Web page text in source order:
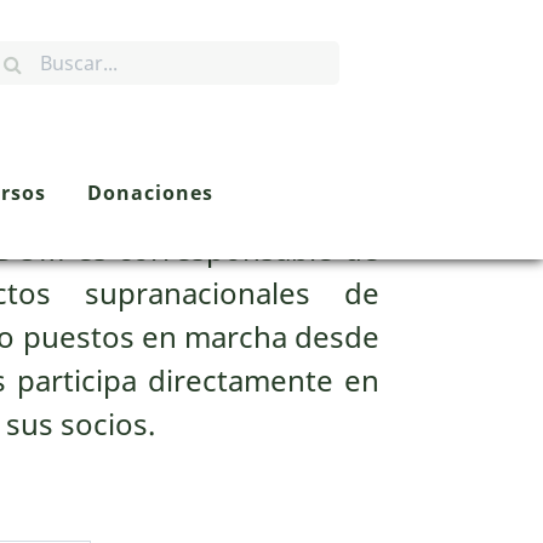
Donaciones
es corresponsable de
supranacionales de
puestos en marcha desde
participa directamente en
socios.